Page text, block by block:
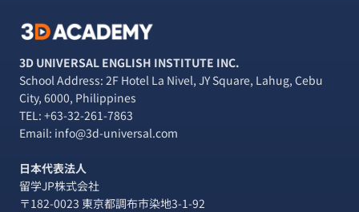
3D UNIVERSAL ENGLISH INSTITUTE INC.
School Address: 2F Hotel La Nivel, JY Square, Lahug, Cebu
City, 6000, Philippines
TEL: +63-32-261-7863
Email: info@3d-universal.com
日本代表法人
留学JP株式会社
〒182-0023 東京都調布市染地3-1-92